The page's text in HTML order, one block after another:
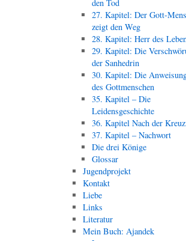
den Tod
27. Kapitel: Der Gott-
zeigt den Weg
28. Kapitel: Herr des
29. Kapitel: Die
der Sanhedrin
30. Kapitel: Die
des Gottmenschen
35. Kapitel – Die
Leidensgeschichte
36. Kapitel Nach der
37. Kapitel – Nachwort
Die drei Könige
Glossar
Jugendprojekt
Kontakt
Liebe
Links
Literatur
Mein Buch: Ajandek